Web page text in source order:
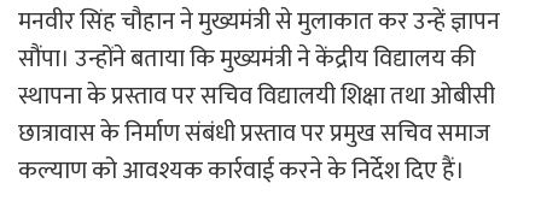
मनवीर सिंह चौहान ने मुख्यमंत्री से मुलाकात कर उन्हें ज्ञापन
सौंपा। उन्होंने बताया कि मुख्यमंत्री ने केंद्रीय विद्यालय की
स्थापना के प्रस्ताव पर सचिव विद्यालयी शिक्षा तथा ओबीसी
छात्रावास के निर्माण संबंधी प्रस्ताव पर प्रमुख सचिव समाज
कल्याण को आवश्यक कार्रवाई करने के निर्देश दिए हैं।